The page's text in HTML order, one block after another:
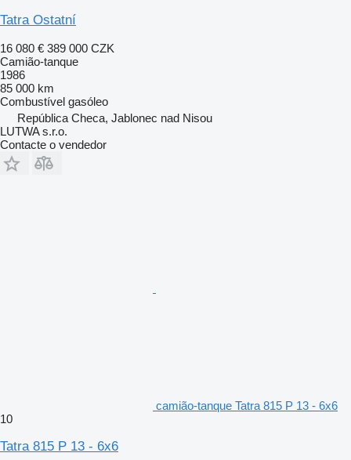
Tatra Ostatní
16 080 € 389 000 CZK
Camião-tanque
1986
85 000 km
Combustível gasóleo
República Checa, Jablonec nad Nisou
LUTWA s.r.o.
Contacte o vendedor
camião-tanque Tatra 815 P 13 - 6x6
10
Tatra 815 P 13 - 6x6